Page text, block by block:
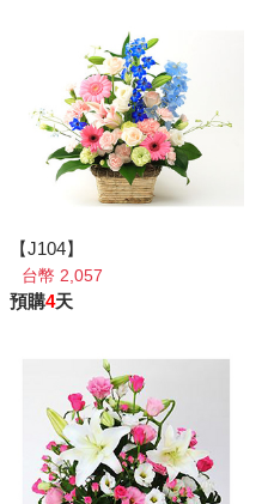
【J104】
台幣 2,057
預購4天